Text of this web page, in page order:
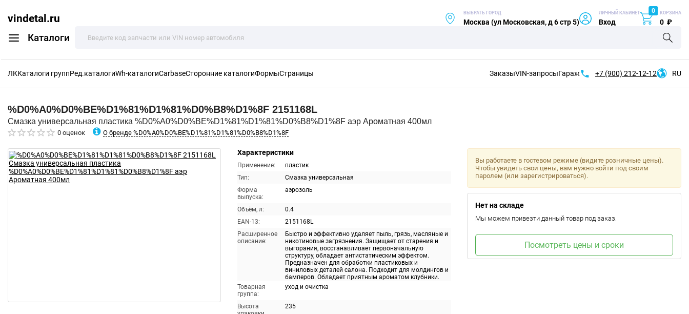
vindetal.ru
Каталоги
ВЫБРАТЬ ГОРОД
Москва (ул Московская, д 6 стр 5)
ЛИЧНЫЙ КАБИНЕТ
Вход
0 КОРЗИНА
0 ₽
ЛККаталоги группРед.каталогиWh-каталогиCarbaseСторонние каталогиФормыСтраницы ЗаказыVIN-запросыГараж +7 (900) 212-12-12 RU
%D0%A0%D0%BE%D1%81%D1%81%D0%B8%D1%8F 2151168L
Смазка универсальная пластика %D0%A0%D0%BE%D1%81%D1%81%D0%B8%D1%8F аэр Ароматная 400мл
0 оценок О бренде %D0%A0%D0%BE%D1%81%D1%81%D0%B8%D1%8F
Характеристики
Применение:
пластик
Тип:
Смазка универсальная
Форма
выпуска:
аэрозоль
Объём, л:
0.4
EAN-13:
2151168L
Расширенное
описание:
Быстро и эффективно удаляет пыль, грязь, масляные и
никотиновые загрязнения. Защищает от старения и
выгорания, восстанавливает первоначальную
структуру, обладает антистатическим эффектом.
Предназначен для обработки пластиковых и
виниловых деталей салона. Подходит для молдингов и
бамперов. Обладает приятным ароматом клубники.
Товарная
группа:
уход и очистка
Высота
235
Вы работаете в гостевом режиме (видите розничные цены).
Чтобы увидеть свои цены, вам нужно войти под своим
паролем (или зарегистрироваться).
Нет на складе
Мы можем привезти данный товар под заказ.
Посмотреть цены и сроки